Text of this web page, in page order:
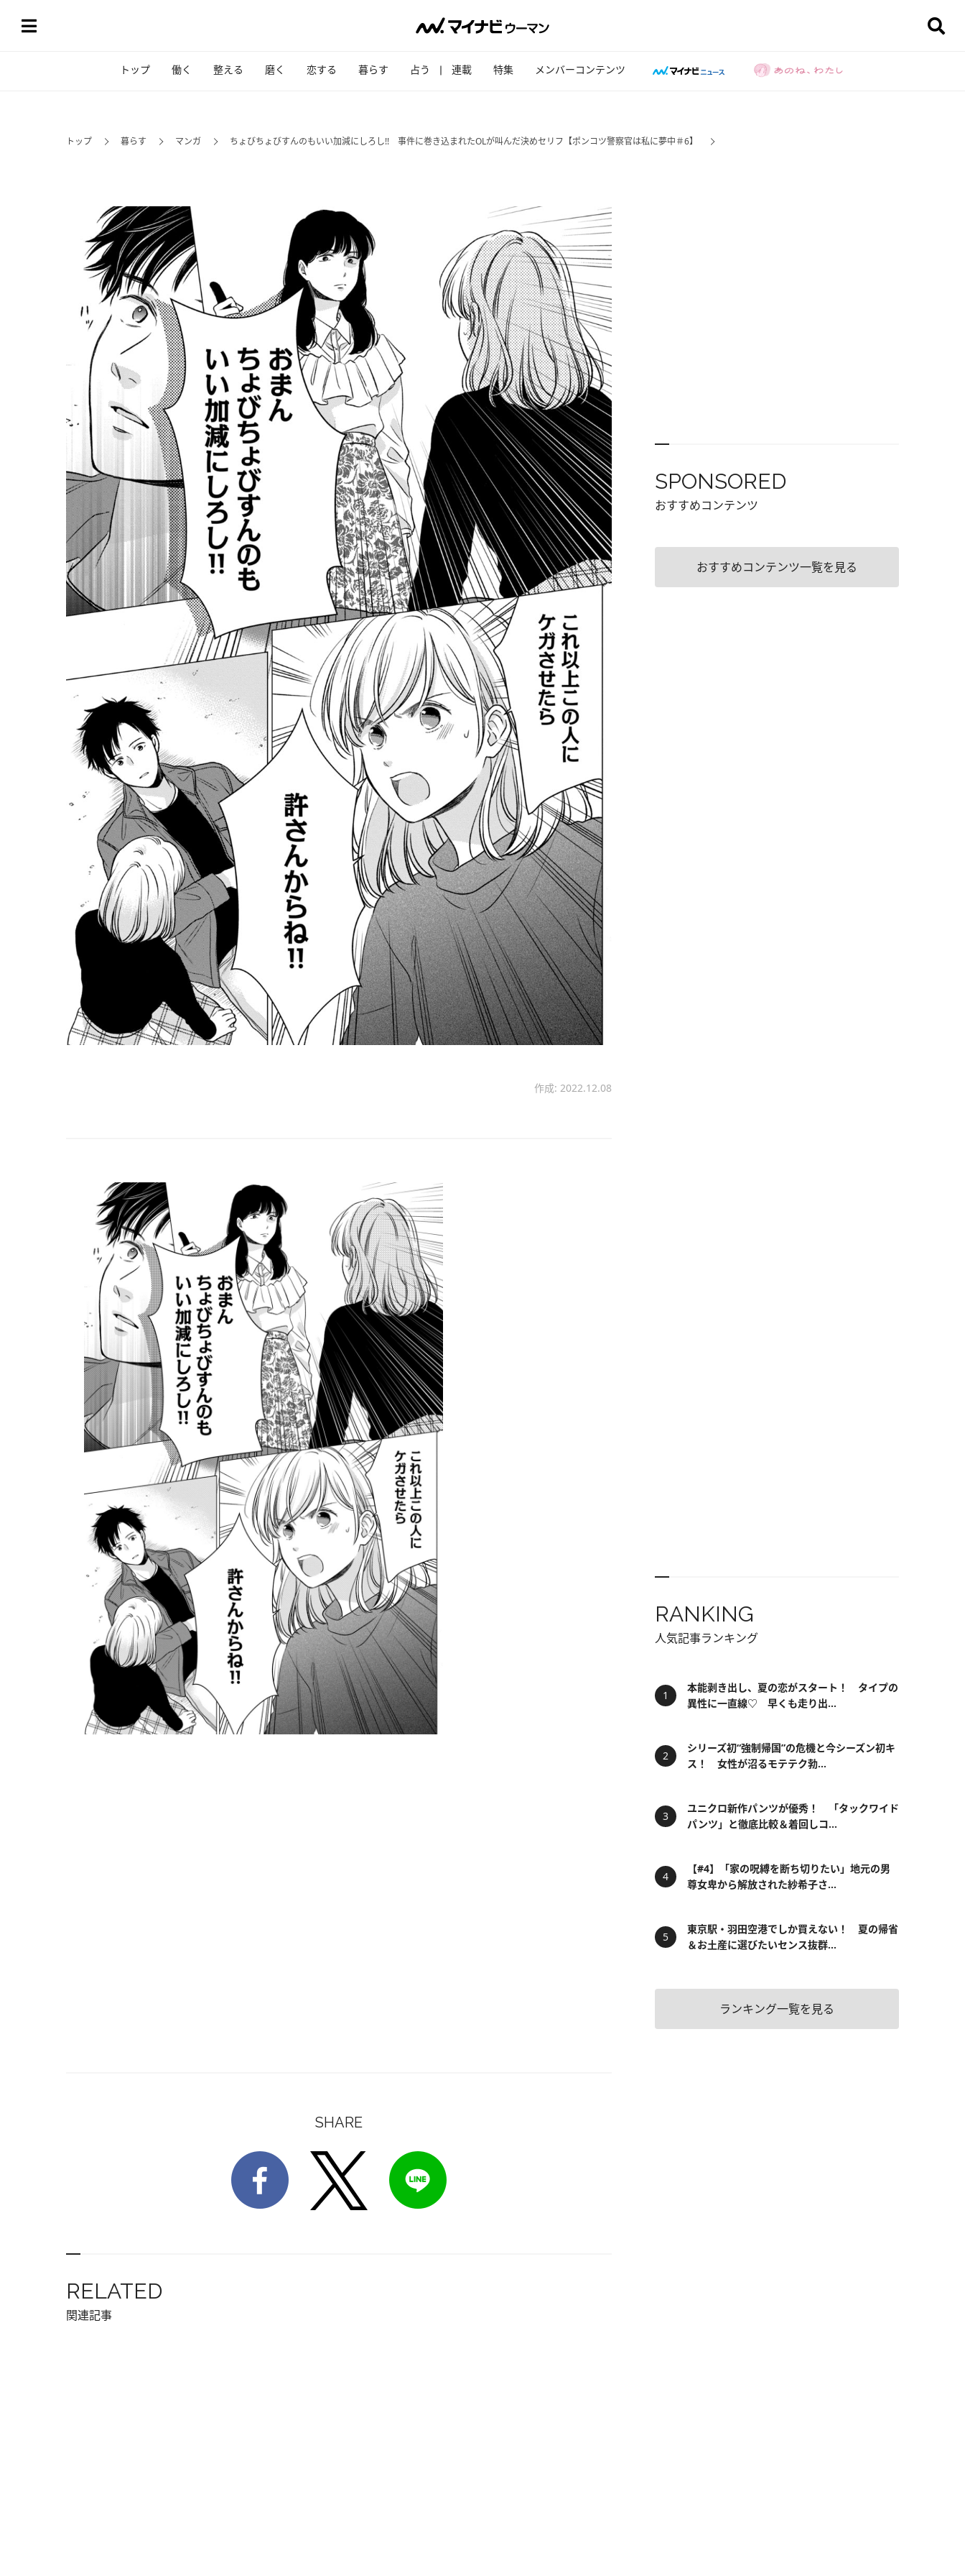
トップ 働く 整える 磨く 恋する 暮らす 占う 連載 特集 メンバーコンテンツ
トップ 暮らす マンガ ちょびちょびすんのもいい加減にしろし!! 事件に巻き込まれたOLが叫んだ決めセリフ【ポンコツ警察官は私に夢中＃6】
作成: 2022.12.08
SHARE
RELATED
関連記事
SPONSORED
おすすめコンテンツ
おすすめコンテンツ一覧を見る
RANKING
人気記事ランキング
本能剥き出し、夏の恋がスタート！ タイプの
異性に一直線♡ 早くも走り出...
シリーズ初“強制帰国”の危機と今シーズン初キ
ス！ 女性が沼るモテテク勃...
ユニクロ新作パンツが優秀！ 「タックワイド
パンツ」と徹底比較＆着回しコ...
【#4】「家の呪縛を断ち切りたい」地元の男
尊女卑から解放された紗希子さ...
東京駅・羽田空港でしか買えない！ 夏の帰省
＆お土産に選びたいセンス抜群...
ランキング一覧を見る